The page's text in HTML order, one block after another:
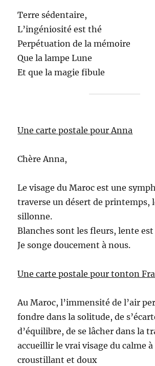
Terre sédentaire,
L’ingéniosité est thé
Perpétuation de la mémoire
Que la lampe Lune
Et que la magie fibule
Une carte postale pour Anna
Chère Anna,
Le visage du Maroc est une
traverse un désert de printemps,
sillonne.
Blanches sont les fleurs, lente
Je songe doucement à nous.
Une carte postale pour tonton
Au Maroc, l’immensité de l’air
fondre dans la solitude, de
d’équilibre, de se lâcher dans la
accueillir le vrai visage du calme
croustillant et doux